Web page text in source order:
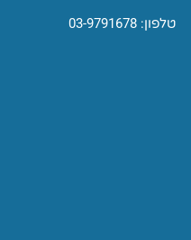
טלפון: 03-9791678